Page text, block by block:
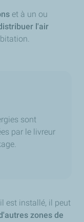
et à un ou
l'air
sont
par le livreur
est installé, il peut
zones de